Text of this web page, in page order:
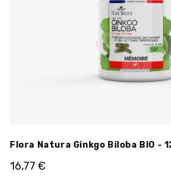
Flora Natura Ginkgo Biloba BIO -
16,77 €